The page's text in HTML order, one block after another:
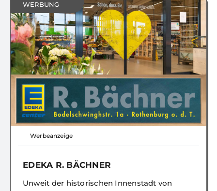
WERBUNG
Werbeanzeige
EDEKA R. BÄCHNER
Unweit der historischen Innenstadt von